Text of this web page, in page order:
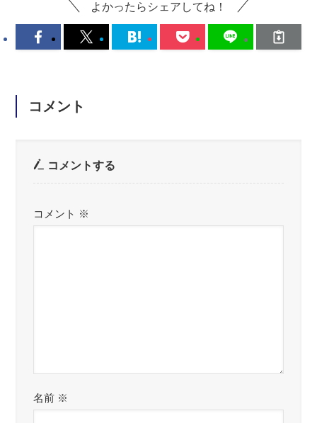
よかったらシェアしてね！
コメント
コメントする
コメント ※
名前 ※